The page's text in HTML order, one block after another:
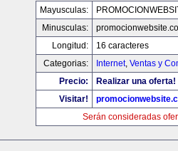
Mayusculas:
Minusculas:
Longitud:
16 caracteres
Categorias:
Internet, Ventas y
Precio:
Realizar una oferta!
Visitar!
Serán consideradas